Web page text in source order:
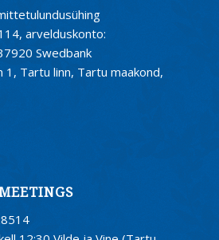
arvelduskonto:
Swedbank
1, Tartu linn, Tartu maakond,